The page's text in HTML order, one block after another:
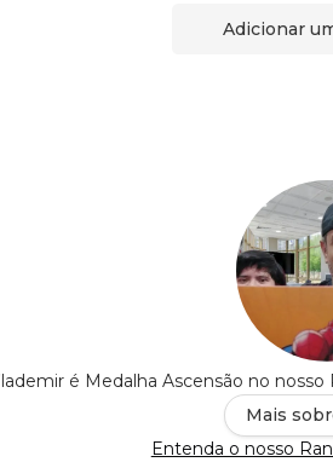
Adicionar
é Medalha Ascensão no
Mais
Entenda o nosso